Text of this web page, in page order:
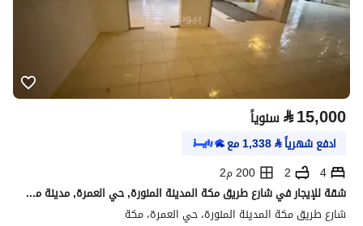
⃁15,000 سنوياً
ادفع شهرياً⃁
1,338مع
4
2
200 م2
شقة للإيجار في شارع طريق مكة المدينة المنورة, حي العمرة, مدينة مكه المكرمه, منطقة مكة المكرمة
شارع طريق مكة المدينة المنورة، حي العمرة، مكة